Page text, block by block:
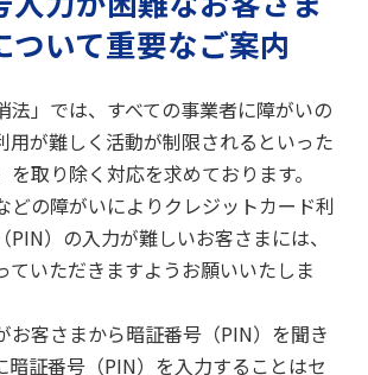
ついて重要なご案内
法」では、すべての事業者に障がいの
用が難しく活動が制限されるといった
を取り除く対応を求めております。
どの障がいによりクレジットカード利
PIN）の入力が難しいお客さまには、
ていただきますようお願いいたしま
お客さまから暗証番号（PIN）を聞き
暗証番号（PIN）を入力することはセ